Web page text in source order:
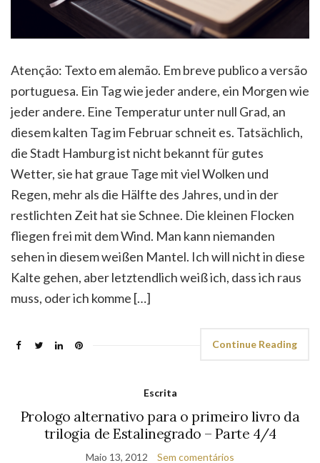
portuguesa. Ein Tag wie jeder andere, ein Morgen wie
jeder andere. Eine Temperatur unter null Grad, an
die Stadt Hamburg ist nicht bekannt für gutes
Wetter, sie hat graue Tage mit viel Wolken und
Regen, mehr als die Hälfte des Jahres, und in der
restlichten Zeit hat sie Schnee. Die kleinen Flocken
fliegen frei mit dem Wind. Man kann niemanden
sehen in diesem weißen Mantel. Ich will nicht in diese
Kalte gehen, aber letztendlich weiß ich, dass ich raus
muss, oder ich komme […]
Continue Reading
Prologo alternativo para o primeiro livro da
trilogia de Estalinegrado – Parte 4/4